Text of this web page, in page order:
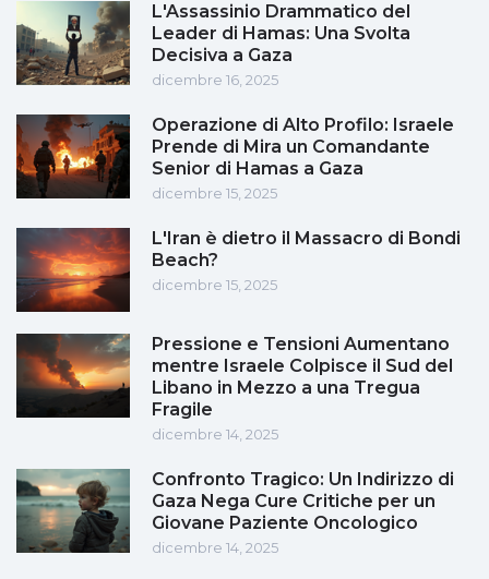
L'Assassinio Drammatico del
Leader di Hamas: Una Svolta
Decisiva a Gaza
dicembre 16, 2025
Operazione di Alto Profilo: Israele
Prende di Mira un Comandante
Senior di Hamas a Gaza
dicembre 15, 2025
L'Iran è dietro il Massacro di Bondi
Beach?
dicembre 15, 2025
Pressione e Tensioni Aumentano
mentre Israele Colpisce il Sud del
Libano in Mezzo a una Tregua
Fragile
dicembre 14, 2025
Confronto Tragico: Un Indirizzo di
Gaza Nega Cure Critiche per un
Giovane Paziente Oncologico
dicembre 14, 2025